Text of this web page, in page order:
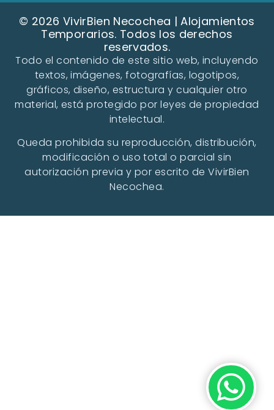
© 2026 VivirBien Necochea | Alojamientos
Temporarios. Todos los derechos
reservados.
Todo el contenido de este sitio web, incluyendo
textos, imágenes, fotografías, logotipos,
gráficos, diseño, estructura y cualquier otro
material, está protegido por leyes de propiedad
intelectual.
Queda prohibida su reproducción, distribución,
modificación o uso total o parcial sin
autorización previa y por escrito de VivirBien
Necochea.